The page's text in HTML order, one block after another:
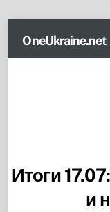
content
OneUkraine.net
Итоги
и